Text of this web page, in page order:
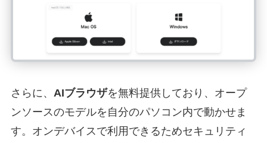
さらに、 AIブラウザを無料提供しており、オープ
ンソースのモデルを自分のパソコン内で動かせま
す。オンデバイスで利用できるためセキュリティ